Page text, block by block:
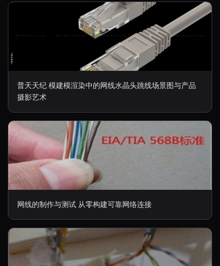
普天天纪 模建模渲染中的网线水晶头跳线场景图与产品
摄影艺术
网线的制作与测试 从零构建可靠网络连接